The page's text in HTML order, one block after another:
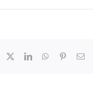
Facebook LinkedInWhatsApp
Pinterest
E-